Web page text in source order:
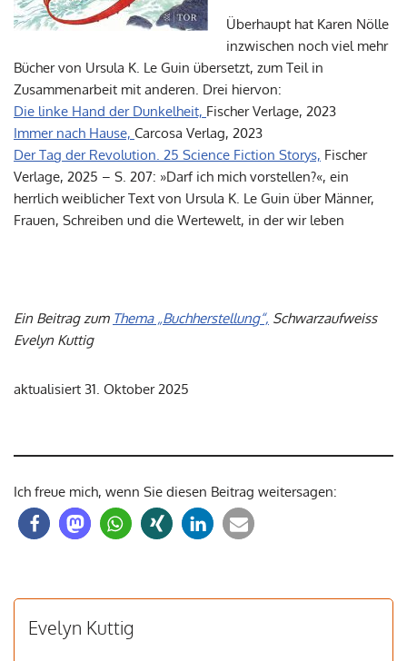
Überhaupt hat Karen Nölle
inzwischen noch viel mehr
Bücher von Ursula K. Le Guin übersetzt, zum Teil in
Zusammenarbeit mit anderen. Drei hiervon:
Die linke Hand der Dunkelheit, Fischer Verlage, 2023
Immer nach Hause, Carcosa Verlag, 2023
Der Tag der Revolution. 25 Science Fiction Storys, Fischer
Verlage, 2025 – S. 207: »Darf ich mich vorstellen?«, ein
herrlich weiblicher Text von Ursula K. Le Guin über Männer,
Frauen, Schreiben und die Wertewelt, in der wir leben
Ein Beitrag zum Thema „Buchherstellung“, Schwarzaufweiss
Evelyn Kuttig
aktualisiert 31. Oktober 2025
Ich freue mich, wenn Sie diesen Beitrag weitersagen:
Evelyn Kuttig